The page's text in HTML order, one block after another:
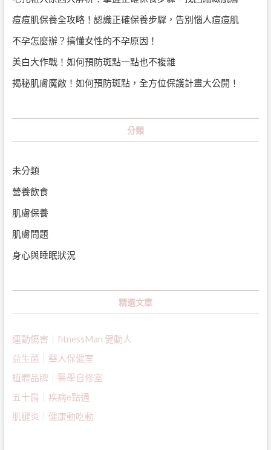
痘痘肌保養全攻略！認識正確保養步驟，告別惱人痘痘肌
不孕怎麼辦？搞懂女性的不孕原因！
美白大作戰！如何預防斑點一點也不複雜
揭秘肌膚魔敵！如何預防斑點，全方位保護計畫大公開！
分類
未分類
營養飲食
肌膚保養
肌膚問題
身心與睡眠狀況
精選文章
運動傷害｜fitnessMan 健動人
益生菌｜ 華人保健室
植體品牌｜醫學自修室
五十肩｜疾病e點通
肌腱炎｜健康動吃動